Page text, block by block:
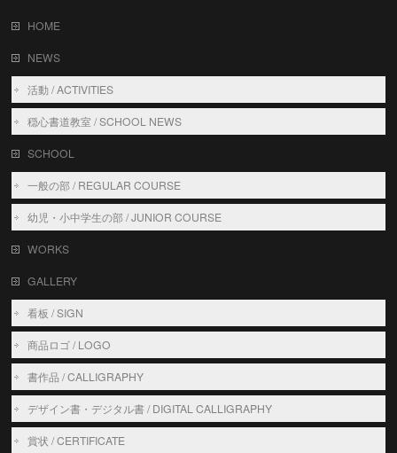
HOME
NEWS
活動 / ACTIVITIES
穏心書道教室 / SCHOOL NEWS
SCHOOL
一般の部 / REGULAR COURSE
幼児・小中学生の部 / JUNIOR COURSE
WORKS
GALLERY
看板 / SIGN
商品ロゴ / LOGO
書作品 / CALLIGRAPHY
デザイン書・デジタル書 / DIGITAL CALLIGRAPHY
賞状 / CERTIFICATE